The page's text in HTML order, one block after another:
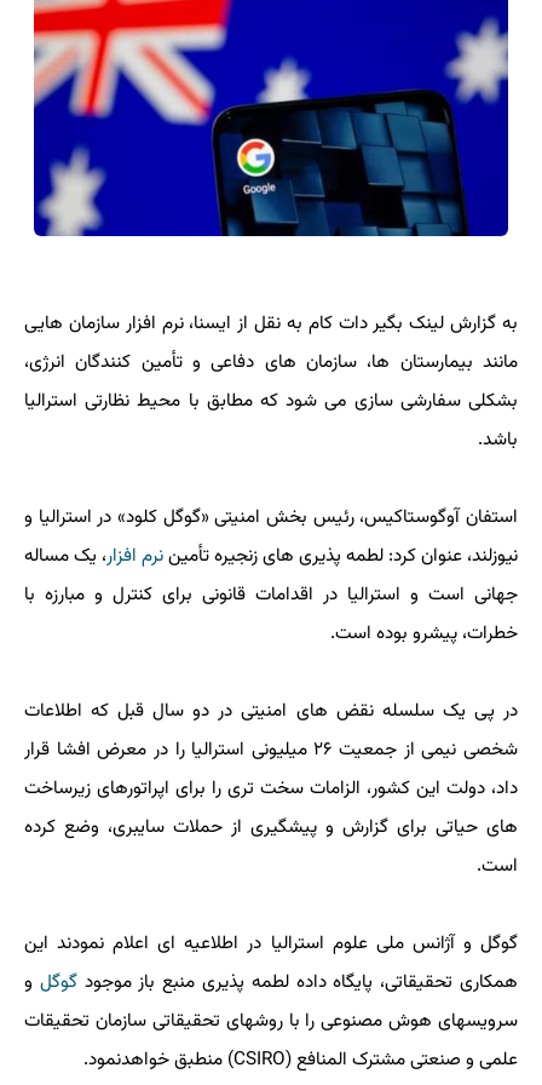
به گزارش لینک بگیر دات کام به نقل از ایسنا، نرم افزار سازمان هایی
مانند بیمارستان ها، سازمان های دفاعی و تأمین کنندگان انرژی،
بشکلی سفارشی سازی می شود که مطابق با محیط نظارتی استرالیا
باشد.
استفان آوگوستاکیس، رئیس بخش امنیتی «گوگل کلود» در استرالیا و
نیوزلند، عنوان کرد: لطمه پذیری های زنجیره تأمیننرم افزار، یک مساله
جهانی است و استرالیا در اقدامات قانونی برای کنترل و مبارزه با
خطرات، پیشرو بوده است.
در پی یک سلسله نقض های امنیتی در دو سال قبل که اطلاعات
شخصی نیمی از جمعیت ۲۶ میلیونی استرالیا را در معرض افشا قرار
داد، دولت این کشور، الزامات سخت تری را برای اپراتورهای زیرساخت
های حیاتی برای گزارش و پیشگیری از حملات سایبری، وضع کرده
است.
گوگل و آژانس ملی علوم استرالیا در اطلاعیه ای اعلام نمودند این
همکاری تحقیقاتی، پایگاه داده لطمه پذیری منبع باز موجودگوگل و
سرویسهای هوش مصنوعی را با روشهای تحقیقاتی سازمان تحقیقات
علمی و صنعتی مشترک المنافع (CSIRO) منطبق خواهدنمود.